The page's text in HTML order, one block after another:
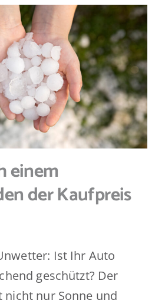
einem
der Kaufpreis
Ist Ihr Auto
geschützt? Der
nicht nur Sonne und